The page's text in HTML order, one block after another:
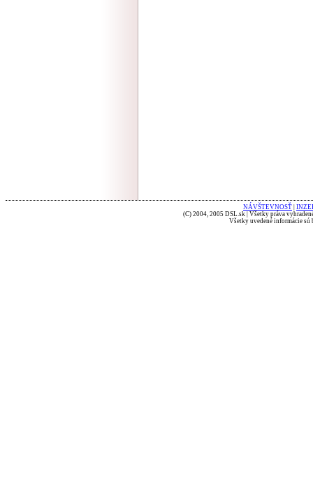
NÁVŠTEVNOSŤ
(C) 2004, 2005 DSL.sk | Všetky práva
Všetky uvedené informácie sú